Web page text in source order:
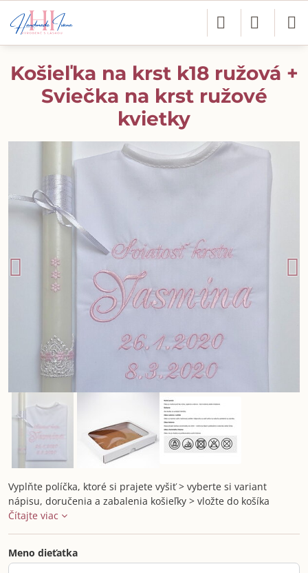
Košieľka na krst k18 ružová +
Sviečka na krst ružové
kvietky
Vyplňte políčka, ktoré si prajete vyšiť > vyberte si variant
nápisu, doručenia a zabalenia košieľky > vložte do košíka
Čítajte viac
Meno dieťatka